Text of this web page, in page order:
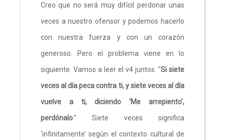
Creo que no será muy difícil perdonar unas
veces a nuestro ofensor y podemos hacerlo
con nuestra fuerza y con un corazón
generoso. Pero el problema viene en lo
siguiente. Vamos a leer el v4 juntos. “Si siete
veces al día peca contra ti, y siete veces al día
vuelve a ti, diciendo ‘Me arrepiento’,
perdónalo.” Siete veces significa
‘infinitamente’ según el contexto cultural de